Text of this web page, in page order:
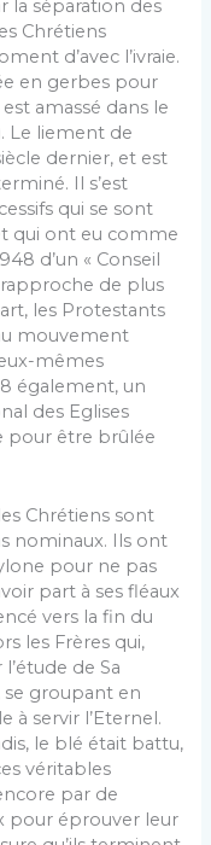
la séparation des
Chrétiens
d’avec l’ivraie.
en gerbes pour
amassé dans le
Le liement de
dernier, et est
Il s’est
qui se sont
qui ont eu comme
d’un « Conseil
rapproche de plus
les Protestants
mouvement
mêmes
également, un
des Eglises
pour être brûlée
Chrétiens sont
nominaux. Ils ont
pour ne pas
part à ses fléaux
vers la fin du
les Frères qui,
de Sa
se groupant en
à servir l’Eternel.
le blé était battu,
véritables
par de
pour éprouver leur